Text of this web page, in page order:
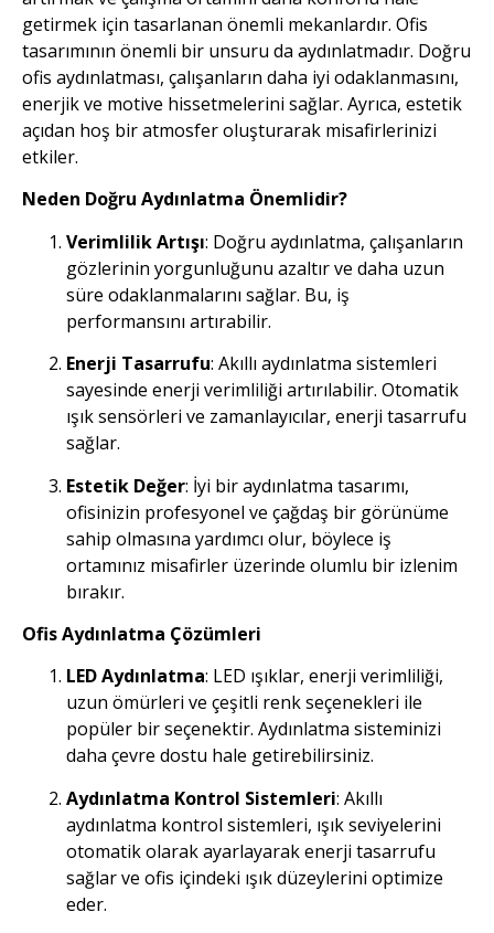
getirmek için tasarlanan önemli mekanlardır. Ofis
tasarımının önemli bir unsuru da aydınlatmadır. Doğru
ofis aydınlatması, çalışanların daha iyi odaklanmasını,
enerjik ve motive hissetmelerini sağlar. Ayrıca, estetik
açıdan hoş bir atmosfer oluşturarak misafirlerinizi
etkiler.
Neden Doğru Aydınlatma Önemlidir?
Verimlilik Artışı: Doğru aydınlatma, çalışanların
gözlerinin yorgunluğunu azaltır ve daha uzun
süre odaklanmalarını sağlar. Bu, iş
performansını artırabilir.
Enerji Tasarrufu: Akıllı aydınlatma sistemleri
sayesinde enerji verimliliği artırılabilir. Otomatik
ışık sensörleri ve zamanlayıcılar, enerji tasarrufu
sağlar.
Estetik Değer: İyi bir aydınlatma tasarımı,
ofisinizin profesyonel ve çağdaş bir görünüme
sahip olmasına yardımcı olur, böylece iş
ortamınız misafirler üzerinde olumlu bir izlenim
bırakır.
Ofis Aydınlatma Çözümleri
LED Aydınlatma: LED ışıklar, enerji verimliliği,
uzun ömürleri ve çeşitli renk seçenekleri ile
popüler bir seçenektir. Aydınlatma sisteminizi
daha çevre dostu hale getirebilirsiniz.
Aydınlatma Kontrol Sistemleri: Akıllı
aydınlatma kontrol sistemleri, ışık seviyelerini
otomatik olarak ayarlayarak enerji tasarrufu
sağlar ve ofis içindeki ışık düzeylerini optimize
eder.